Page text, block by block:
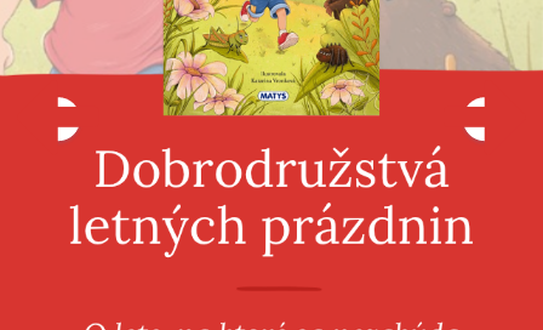
Populárno - náučné pre deti
Predškoláci
Výchova a pedagogika
Všetky kategórie